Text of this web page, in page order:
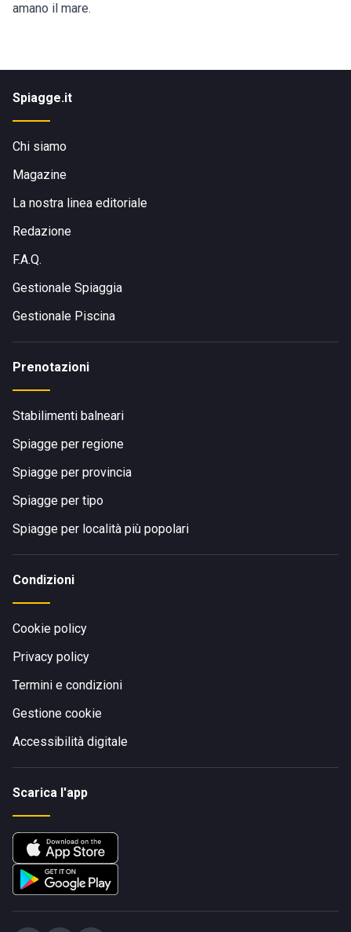
amano il mare.
Spiagge.it
Chi siamo
Magazine
La nostra linea editoriale
Redazione
F.A.Q.
Gestionale Spiaggia
Gestionale Piscina
Prenotazioni
Stabilimenti balneari
Spiagge per regione
Spiagge per provincia
Spiagge per tipo
Spiagge per località più popolari
Condizioni
Cookie policy
Privacy policy
Termini e condizioni
Gestione cookie
Accessibilità digitale
Scarica l'app